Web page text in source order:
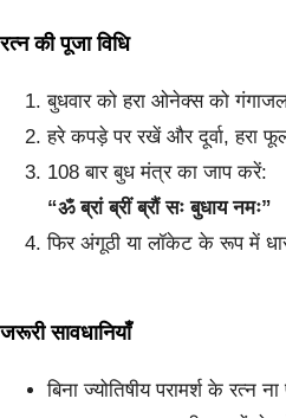
रत्न की पूजा विधि
बुधवार को हरा ओनेक्स को
हरे कपड़े पर रखें और दूर्वा, हरा
108 बार बुध मंत्र का जाप करें:
“ॐ ब्रां ब्रीं ब्रौं सः बुधाय नमः”
फिर अंगूठी या लॉकेट के रूप में
जरूरी सावधानियाँ
बिना ज्योतिषीय परामर्श के रत्न